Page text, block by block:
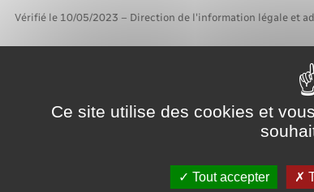
Vérifié le 10/05/2023 – Direction de l'information légale et
Rechercher et postuler à une offre d'emploi dans la
Ce site utilise des cookies et
Tout accepter